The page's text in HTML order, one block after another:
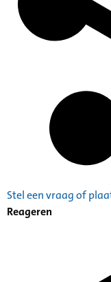
Stel een vraag of
Reageren